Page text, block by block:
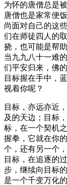
为怀的唐僧总是
唐僧也是家常便
尚面对自己的这
们在师徒四人的
挠，也可能是帮
当九九八十一难
们平安归来，佛
目标握在手中，
视着你呢？
目标，亦远亦近
及的天边；目标
标，在一个契机
握拳，它就在你
个，还有另一个
目标，在追逐的
步，继续向目标
是一个千变万化